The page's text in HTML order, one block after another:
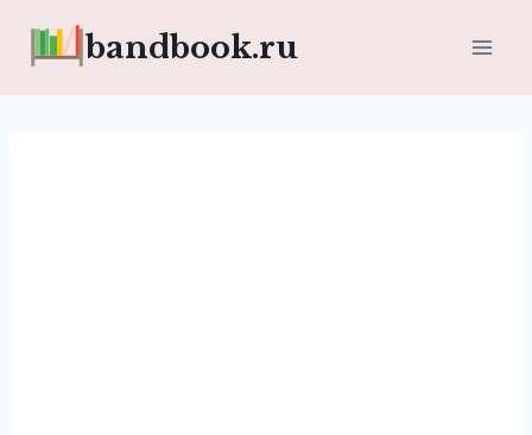
bandbook.ru